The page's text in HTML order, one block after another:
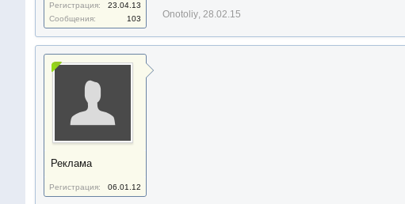
Регистрация:
23.04.13
Сообщения:
103 Onotoliy, 28.02.15
Реклама
Регистрация: 06.01.12